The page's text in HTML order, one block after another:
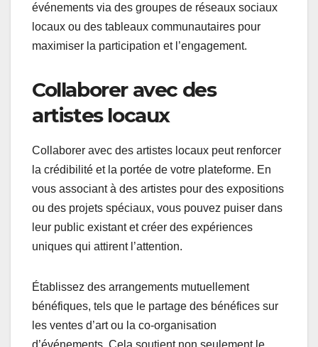
événements via des groupes de réseaux sociaux
locaux ou des tableaux communautaires pour
maximiser la participation et l’engagement.
Collaborer avec des
artistes locaux
Collaborer avec des artistes locaux peut renforcer
la crédibilité et la portée de votre plateforme. En
vous associant à des artistes pour des expositions
ou des projets spéciaux, vous pouvez puiser dans
leur public existant et créer des expériences
uniques qui attirent l’attention.
Établissez des arrangements mutuellement
bénéfiques, tels que le partage des bénéfices sur
les ventes d’art ou la co-organisation
d’événements. Cela soutient non seulement le